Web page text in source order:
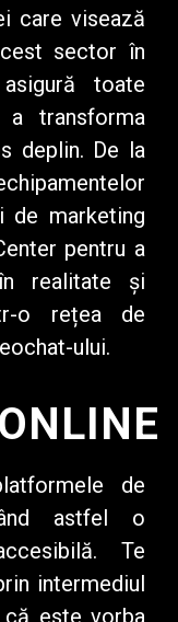
care visează
sector în
toate
a transforma
deplin. De la
de marketing
pentru a
realitate și
o rețea de
ului.
de
astfel o
Te
intermediul
că este vorba